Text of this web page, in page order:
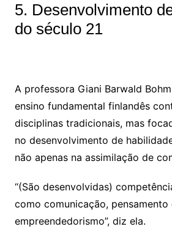
5. Desenvolvimento
do século 21
A professora Giani Barwald
ensino fundamental finlandês
disciplinas tradicionais, mas
no desenvolvimento de
não apenas na assimilação de
“(São desenvolvidas)
como comunicação,
empreendedorismo”, diz ela.